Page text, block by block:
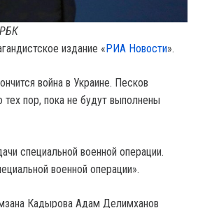
издание «РИА Новости».
война в Украине. Песков
пор, пока не будут выполнены
специальной военной операции.
военной операции».
Кадырова Адам Делимханов